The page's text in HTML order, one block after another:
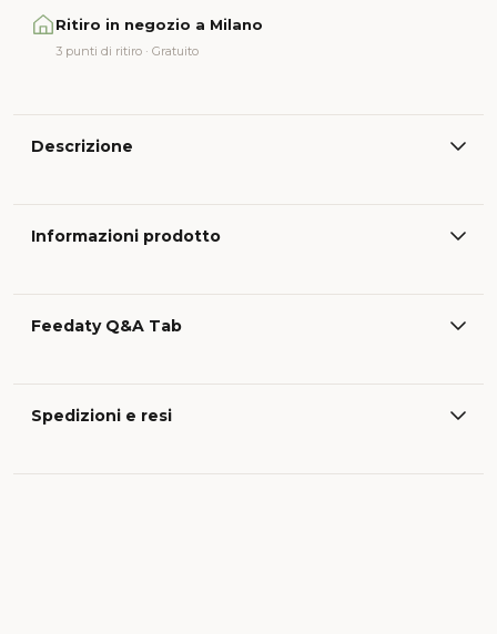
Ritiro in negozio a Milano
3 punti di ritiro · Gratuito
Descrizione
Informazioni prodotto
Feedaty Q&A Tab
Spedizioni e resi